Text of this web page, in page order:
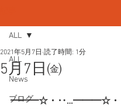
ALL
News
ブログ
ALL
5月7日㈮
2021年5月7日 読了時間: 1分
━━━☆・‥…━━━☆